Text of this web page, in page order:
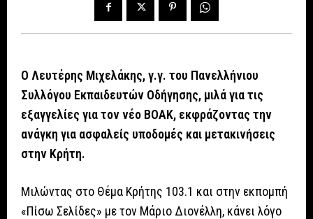
Ο Λευτέρης Μιχελάκης, γ.γ. του Πανελλήνιου
Συλλόγου Εκπαιδευτών Οδήγησης, μιλά για τις
εξαγγελίες για τον νέο ΒΟΑΚ, εκφράζοντας την
ανάγκη για ασφαλείς υποδομές και μετακινήσεις
στην Κρήτη.
Μιλώντας στο Θέμα Κρήτης 103.1 και στην εκπομπή
«Πίσω Σελίδες» με τον Μάριο Διονέλλη, κάνει λόγο